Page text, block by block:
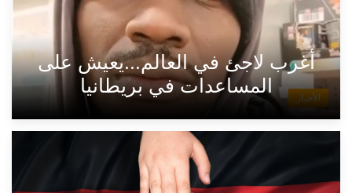
الأخبار
أغرب لاجئ في العالم...يعيش على
المساعدات في بريطانيا